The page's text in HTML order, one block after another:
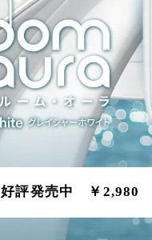
好評発売中 ￥2,980